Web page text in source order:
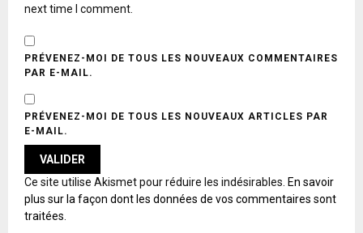
next time I comment.
PRÉVENEZ-MOI DE TOUS LES NOUVEAUX COMMENTAIRES
PAR E-MAIL.
PRÉVENEZ-MOI DE TOUS LES NOUVEAUX ARTICLES PAR
E-MAIL.
A
L
T
Ce site utilise Akismet pour réduire les indésirables. En savoir
plus sur la façon dont les données de vos commentaires sont
traitées.